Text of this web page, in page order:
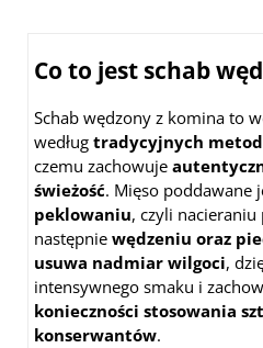
Co to jest schab
Schab wędzony z komina to
według tradycyjnych
czemu zachowuje
świeżość. Mięso poddawane
peklowaniu, czyli
następnie wędzeniu oraz
usuwa nadmiar wilgoci,
intensywnego smaku i
konieczności stosowania
konserwantów.